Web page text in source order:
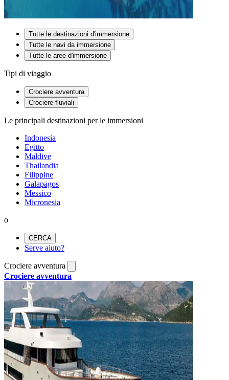
Tutte le destinazioni d'immersione
Tutte le navi da immersione
Tutte le aree d'immersione
Tipi di viaggio
Crociere avventura
Crociere fluviali
Le principali destinazioni per le immersioni
Indonesia
Egitto
Maldive
Thailandia
Filippine
Galapagos
Messico
Micronesia
o
CERCA
Serve aiuto?
Crociere avventura
Crociere avventura